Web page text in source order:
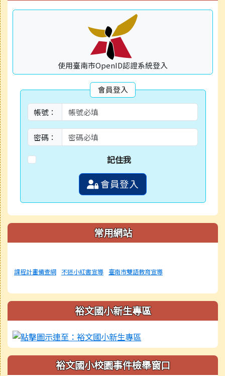
使用臺南市OpenID認證系統登入
會員登入
帳號：
密碼：
記住我
會員登入
常用網站
課程計畫備查網 不迷小紅書宣導 臺南市雙語教育宣導
裕文國小新生專區
裕文國小校園事件檢舉窗口